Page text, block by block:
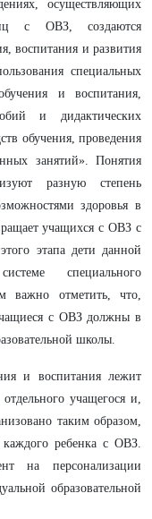
осуществляющих
с ОВЗ, создаются
воспитания и развития
специальных
и воспитания,
и дидактических
обучения, проведения
занятий». Понятия
разную степень
здоровья в
учащихся с ОВЗ с
этапа дети данной
специального
важно отметить, что,
с ОВЗ должны в
школы.
и воспитания лежит
учащегося и,
таким образом,
каждого ребенка с ОВЗ.
на персонализации
образовательной